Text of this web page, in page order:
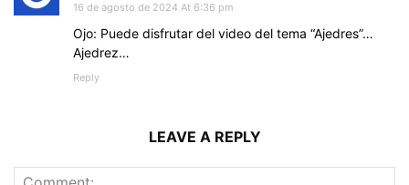
16 de agosto de 2024 At 6:36 pm
Ojo: Puede disfrutar del video del tema “Ajedres”…
Ajedrez…
Reply
LEAVE A REPLY